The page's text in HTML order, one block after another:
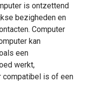
is ontzettend
bezigheden en
Computer
kan
een
werkt,
compatibel is of een